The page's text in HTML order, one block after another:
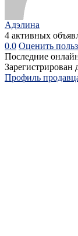
Адэлина
4 активных
0.0 Оценить
Последние
Зарегистрирован
Профиль